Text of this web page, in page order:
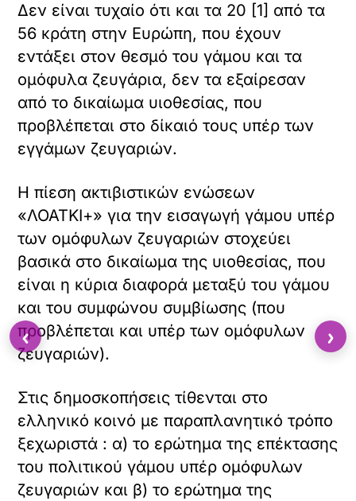
Δεν είναι τυχαίο ότι και τα 20 [1] από τα
56 κράτη στην Ευρώπη, που έχουν
εντάξει στον θεσμό του γάμου και τα
ομόφυλα ζευγάρια, δεν τα εξαίρεσαν
από το δικαίωμα υιοθεσίας, που
προβλέπεται στο δίκαιό τους υπέρ των
εγγάμων ζευγαριών.
Η πίεση ακτιβιστικών ενώσεων
«ΛΟΑΤΚΙ+» για την εισαγωγή γάμου υπέρ
των ομόφυλων ζευγαριών στοχεύει
βασικά στο δικαίωμα της υιοθεσίας, που
είναι η κύρια διαφορά μεταξύ του γάμου
και του συμφώνου συμβίωσης (που
προβλέπεται και υπέρ των ομόφυλων
ζευγαριών).
Στις δημοσκοπήσεις τίθενται στο
ελληνικό κοινό με παραπλανητικό τρόπο
ξεχωριστά : α) το ερώτημα της επέκτασης
του πολιτικού γάμου υπέρ ομόφυλων
ζευγαριών και β) το ερώτημα της
‹ ›